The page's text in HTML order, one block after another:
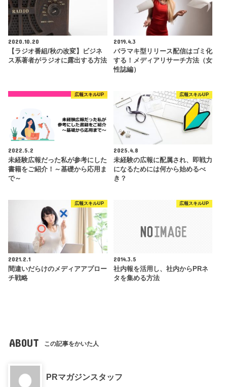
2020.10.20
【ラジオ番組/秋の改変】ビジネ
ス系著者がラジオに露出する方法
2019.4.3
バラマキ型リリース配信はゴミ化
する！メディアリサーチ方法（女
性誌編）
広報スキルUP
2022.5.2
未経験広報だった私が参考にした
書籍をご紹介！～基礎から応用ま
で～
広報スキルUP
2025.4.8
未経験の広報に配属され、即戦力
になるためには何から始めるべ
き？
広報スキルUP
2021.2.1
間違いだらけのメディアアプロー
チ戦略
広報スキルUP
2014.3.5
社内報を活用し、社内からPRネ
タを集める方法
ABOUT この記事をかいた人
PRマガジンスタッフ